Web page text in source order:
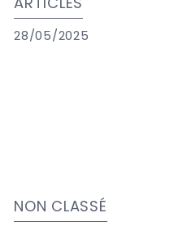
28/05/2025
NON CLASSÉ